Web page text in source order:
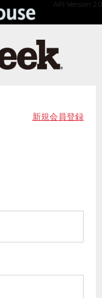
API Version 2.0
新規会員登録